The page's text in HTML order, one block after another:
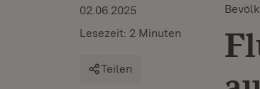
02.06.2025
Lesezeit: 2 Minuten
Teilen